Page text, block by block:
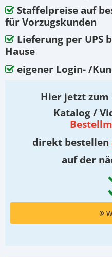
Staffelpreise auf
für Vorzugskunden
Lieferung per UPS
Hause
eigener Login- /
Hier jetzt
Katalog /
direkt bestellen
auf der